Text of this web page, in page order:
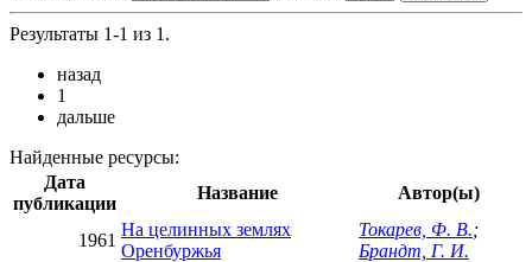
Результаты 1-1 из 1.
назад
1
дальше
Найденные ресурсы:
Дата
публикации
Название Автор(ы)
1961
На целинных землях
Оренбуржья
Токарев, Ф. В.;
Брандт, Г. И.